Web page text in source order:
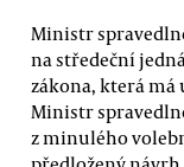
Ministr
na středeční
zákona, která
Ministr
z minulého